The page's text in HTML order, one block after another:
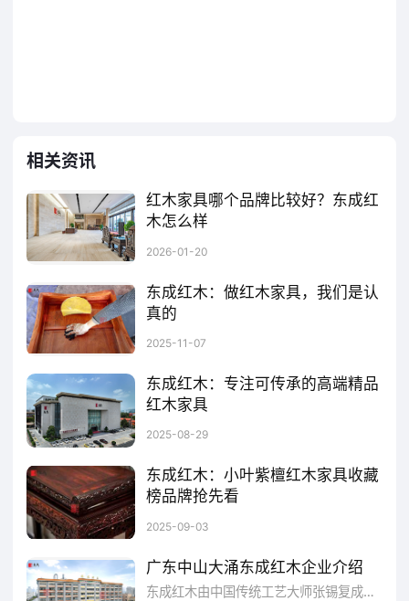
能耗控温 55℃以下；适配地域气候，周期较
与匠心的 “狠活”。
精准把控，始于 “木料烘干” 的基石
红木家具的稳定性，根植于每块木材的精
准处理。东成红木摒弃传统整体烘干的粗放模
式，对不同部件，如面板、腿足、雕花等独立
部件实施精准烘干，这与行业内 “按材施干” 的
先进理念高度契合。
相关资讯
红木家具哪个品牌比较好？东成红
木怎么样
2026-01-20
东成红木：做红木家具，我们是认
真的
2025-11-07
东成红木：专注可传承的高端精品
红木家具
2025-08-29
东成红木：小叶紫檀红木家具收藏
榜品牌抢先看
2025-09-03
广东中山大涌东成红木企业介绍
东成红木由中国传统工艺大师张锡复成立于1990年，坐落在中国红木家具生产专业镇——中山大涌镇，是专注研发、制造、销售和服务于一体的中国红木家具行业领军企业。东成红木至今走过近四十年的发展历程，在国内红木家具行业有着良好的知名度和美誊度。